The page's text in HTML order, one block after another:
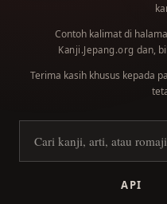
Contoh kalimat di
Kanji.Jepang.org dan,
Terima kasih khusus kepada
Cari kanji
API